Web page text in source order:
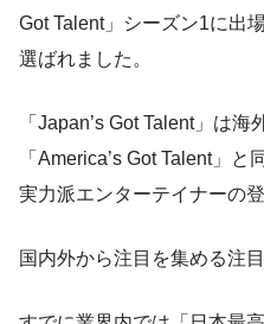
Got Talent」シーズン1に出
選ばれました。
「Japan’s Got Talent」は海
「America’s Got Talent」
実力派エンターテイナーの
国内外から注目を集める注